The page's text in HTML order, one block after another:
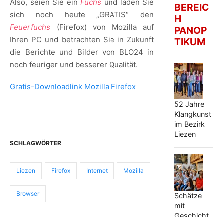
Also, seien Sie einFuchs und laden Sie
sich noch heute „GRATIS“ den
Feuerfuchs (Firefox) von Mozilla auf
Ihren PC und betrachten Sie in Zukunft
die Berichte und Bilder von BLO24 in
noch feuriger und besserer Qualität.
Gratis-Downloadlink Mozilla Firefox
SCHLAGWÖRTER
Liezen Firefox Internet Mozilla
Browser
BEREIC
H
PANOP
TIKUM
52 Jahre
Klangkunst
im Bezirk
Liezen
Schätze
mit